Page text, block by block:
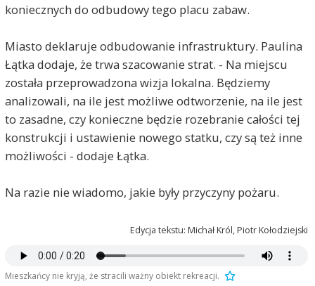
koniecznych do odbudowy tego placu zabaw.
Miasto deklaruje odbudowanie infrastruktury. Paulina
Łątka dodaje, że trwa szacowanie strat. - Na miejscu
została przeprowadzona wizja lokalna. Będziemy
analizowali, na ile jest możliwe odtworzenie, na ile jest
to zasadne, czy konieczne będzie rozebranie całości tej
konstrukcji i ustawienie nowego statku, czy są też inne
możliwości - dodaje Łątka.
Na razie nie wiadomo, jakie były przyczyny pożaru.
Edycja tekstu: Michał Król, Piotr Kołodziejski
Mieszkańcy nie kryją, że stracili ważny obiekt rekreacji.